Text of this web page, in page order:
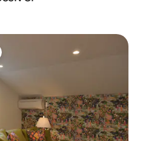
dos hóspedes